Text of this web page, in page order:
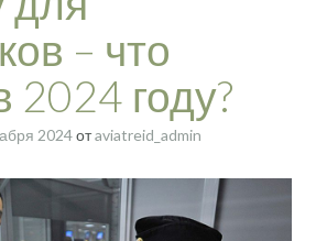
– что
2024 году?
2024отaviatreid_admin